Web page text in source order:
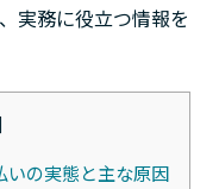
実務に役立つ情報を
いの実態と主な原因